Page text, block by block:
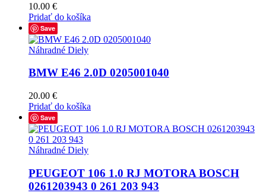
10.00 €
Pridať do košíka
Save
Náhradné Diely
BMW E46 2.0D 0205001040
20.00 €
Pridať do košíka
Save
Náhradné Diely
PEUGEOT 106 1.0 RJ MOTORA BOSCH
0261203943 0 261 203 943